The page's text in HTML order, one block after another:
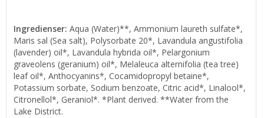
Ingredienser: Aqua (Water)**, Ammonium laureth sulfate*,
Maris sal (Sea salt), Polysorbate 20*, Lavandula angustifolia
(lavender) oil*, Lavandula hybrida oil*, Pelargonium
graveolens (geranium) oil*, Melaleuca alternifolia (tea tree)
leaf oil*, Anthocyanins*, Cocamidopropyl betaine*,
Potassium sorbate, Sodium benzoate, Citric acid*, Linalool*,
Citronellol*, Geraniol*. *Plant derived. **Water from the
Lake District.